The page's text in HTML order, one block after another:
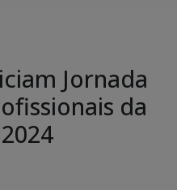
Jornada
da